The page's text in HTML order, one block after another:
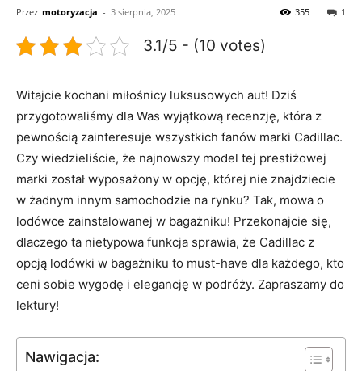
Przez motoryzacja - 3 sierpnia, 2025 1
355
3.1/5 - (10 votes)
Witajcie kochani miłośnicy luksusowych aut! Dziś
przygotowaliśmy dla Was wyjątkową recenzję, która z
pewnością zainteresuje wszystkich fanów ⁤marki⁣ Cadillac. ​
Czy⁢ wiedzieliście, że najnowszy model tej ‌prestiżowej
marki został‌ wyposażony w opcję,​ której ‍nie znajdziecie
w żadnym innym samochodzie ⁣na rynku? Tak, ⁣mowa o
lodówce zainstalowanej w bagażniku! Przekonajcie się,
‍dlaczego ta⁣ nietypowa funkcja sprawia, że Cadillac z
⁢opcją⁢ lodówki w ⁤bagażniku ‌to must-have dla każdego, ​kto
⁢ceni sobie wygodę ​i elegancję w podróży. Zapraszamy do
lektury!
Nawigacja: